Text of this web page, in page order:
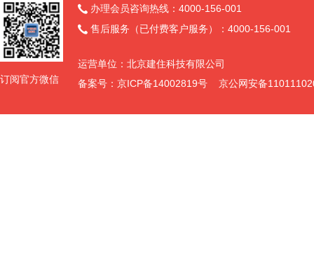
订阅官方微信
 办理会员咨询热线：4000-156-001
 售后服务（已付费客户服务）：4000-156-001
运营单位：北京建住科技有限公司
备案号：京ICP备14002819号 京公网安备